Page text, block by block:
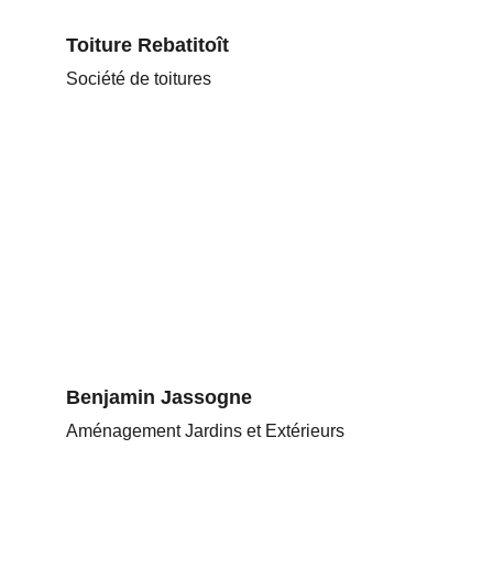
Toiture Rebatitoît
Société de toitures
Benjamin Jassogne
Aménagement Jardins et Extérieurs